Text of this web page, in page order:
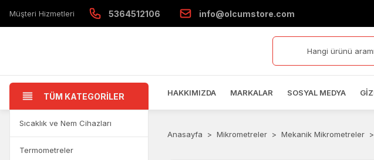
Müşteri Hizmetleri 5364512106 info@olcumstore.com
TÜM KATEGORİLER HAKKIMIZDA MARKALAR SOSYAL MEDYA
Sıcaklık ve Nem Cihazları
Termometreler
Anasayfa Mikrometreler Mekanik Mikrometreler